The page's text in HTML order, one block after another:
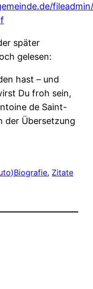
später
gelesen:
hast – und
Du froh sein,
de Saint-
der Übersetzung
, Zitate